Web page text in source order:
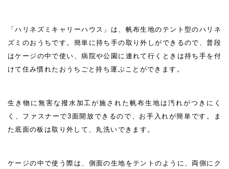
「ハリネズミキャリーハウス」は、帆布生地のテント型のハリネ
ズミのおうちです。簡単に持ち手の取り外しができるので、普段
はケージの中で使い、病院や公園に連れて行くときは持ち手を付
けて住み慣れたおうちごと持ち運ぶことができます。
生き物に無害な撥水加工が施された帆布生地は汚れがつきにく
く、ファスナーで3面開放できるので、お手入れが簡単です。ま
た底面の板は取り外して、丸洗いできます。
ケージの中で使う際は、側面の生地をテントのように、両側にク